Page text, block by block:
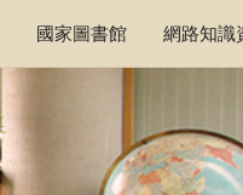
國家圖書館 網路知識